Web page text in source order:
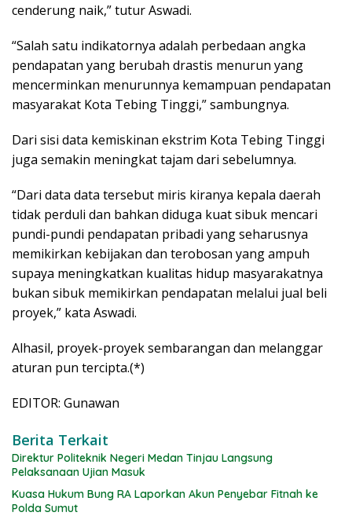
cenderung naik,” tutur Aswadi.
“Salah satu indikatornya adalah perbedaan angka
pendapatan yang berubah drastis menurun yang
mencerminkan menurunnya kemampuan pendapatan
masyarakat Kota Tebing Tinggi,” sambungnya.
Dari sisi data kemiskinan ekstrim Kota Tebing Tinggi
juga semakin meningkat tajam dari sebelumnya.
“Dari data data tersebut miris kiranya kepala daerah
tidak perduli dan bahkan diduga kuat sibuk mencari
pundi-pundi pendapatan pribadi yang seharusnya
memikirkan kebijakan dan terobosan yang ampuh
supaya meningkatkan kualitas hidup masyarakatnya
bukan sibuk memikirkan pendapatan melalui jual beli
proyek,” kata Aswadi.
Alhasil, proyek-proyek sembarangan dan melanggar
aturan pun tercipta.(*)
EDITOR: Gunawan
Berita Terkait
Direktur Politeknik Negeri Medan Tinjau Langsung
Pelaksanaan Ujian Masuk
Kuasa Hukum Bung RA Laporkan Akun Penyebar Fitnah ke
Polda Sumut